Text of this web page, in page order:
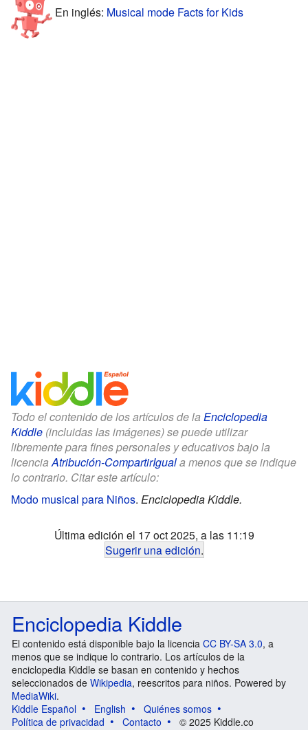
En inglés: Musical mode Facts for Kids
Todo el contenido de los artículos de la Enciclopedia
Kiddle (incluidas las imágenes) se puede utilizar
libremente para fines personales y educativos bajo la
licenciaAtribución-CompartirIguala menos que se indique
lo contrario. Citar este artículo:
Modo musical para Niños. Enciclopedia Kiddle.
Última edición el 17 oct 2025, a las 11:19
Sugerir una edición.
Enciclopedia Kiddle
El contenido está disponible bajo la licencia CC BY-SA 3.0, a
menos que se indique lo contrario. Los artículos de la
enciclopedia Kiddle se basan en contenido y hechos
seleccionados de Wikipedia, reescritos para niños. Powered by
MediaWiki.
Kiddle Español
English
Quiénes somos
Política de privacidad
Contacto © 2025 Kiddle.co